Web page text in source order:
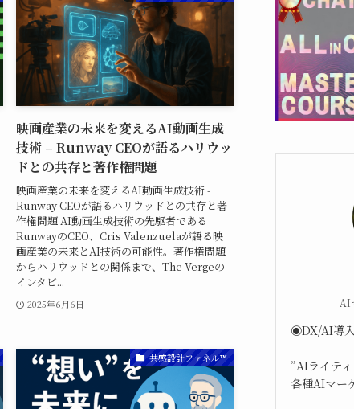
映画産業の未来を変えるAI動画生成
技術 – Runway CEOが語るハリウッ
ドとの共存と著作権問題
映画産業の未来を変えるAI動画生成技術 -
Runway CEOが語るハリウッドとの共存と著
作権問題 AI動画生成技術の先駆者である
RunwayのCEO、Cris Valenzuelaが語る映
画産業の未来とAI技術の可能性。著作権問題
からハリウッドとの関係まで、The Vergeの
インタビ...
2025年6月6日
共感設計ファネル™︎
AI
◉DX/AI導
”AIライテ
各種AIマー